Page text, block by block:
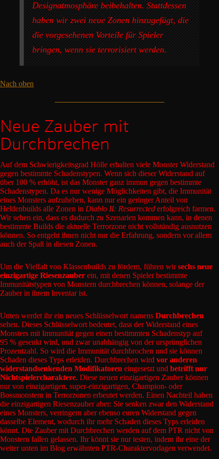
Designatmosphäre beibehalten. Stattdessen
haben wir zwei neue Zonen hinzugefügt, die
die vorgesehenen Vorteile für Spieler
bringen, wenn sie terrorisiert werden.
Nach oben
Neue Zauber mit
Durchbrechen
Auf dem Schwierigkeitsgrad Hölle erhalten viele Monster Widerstand
gegen bestimmte Schadenstypen. Wenn sich dieser Widerstand auf
über 100 % erhöht, ist das Monster ganz immun gegen bestimmte
Schadenstypen. Da es nur wenige Möglichkeiten gibt, die Immunität
eines Monsters aufzuheben, kann nur ein geringer Anteil von
Heldenbuilds alle Zonen in Diablo II: Resurrected erfolgreich farmen.
Wir sehen ein, dass es dadurch zu Szenarien kommen kann, in denen
bestimmte Builds die aktuelle Terrorzone nicht vollständig ausnutzen
können. So entgeht ihnen nicht nur die Erfahrung, sondern vor allem
auch der Spaß in diesen Zonen.
Um die Vielfalt von Klassenbuilds zu fördern, führen wirsechs neue
einzigartige Riesenzauber ein, mit denen Spieler bestimmte
Immunitätstypen von Monstern durchbrechen können, solange der
Zauber in ihrem Inventar ist.
Unten werdet ihr ein neues Schlüsselwort namens Durchbrechen
sehen. Dieses Schlüsselwort bedeutet, dass der Widerstand eines
Monsters mit Immunität gegen einen bestimmten Schadenstyp auf
95 % gesenkt wird, und zwar unabhängig von der ursprünglichen
Prozentzahl. So wird die Immunität durchbrochen und sie können
Schaden dieses Typs erleiden. Durchbrechen wird vor anderen
widerstandsenkenden Modifikatoren eingesetzt und betrifft nur
Nichtspielercharaktere. Diese neuen einzigartigen Zauber können
nur von einzigartigen, super-einzigartigen, Champion- oder
Bossmonstern in Terrorzonen erbeutet werden. Einen Nachteil haben
die einzigartigen Riesenzauber aber: Sie senken zwar den Widerstand
eines Monsters, verringern aber ebenso euren Widerstand gegen
dasselbe Element, wodurch ihr mehr Schaden dieses Typs erleiden
könnt. Die Zauber mit Durchbrechen werden auf dem PTR nicht von
Monstern fallen gelassen. Ihr könnt sie nur testen, indem ihr eine der
weiter unten im Blog erwähnten PTR-Charaktervorlagen verwendet.